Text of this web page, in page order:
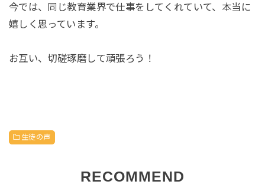
今では、同じ教育業界で仕事をしてくれていて、本当に
嬉しく思っています。
お互い、切磋琢磨して頑張ろう！
生徒の声
RECOMMEND